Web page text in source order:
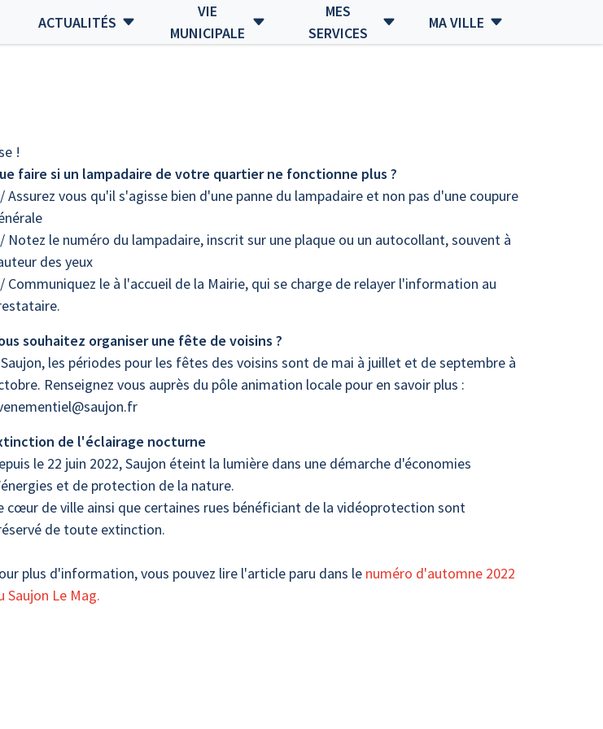
ACTUALITÉS
VIE
MUNICIPALE
MES
SERVICES
MA VILLE
diverses
!
faire si un lampadaire de votre quartier ne fonctionne plus ?
Assurez vous qu'il s'agisse bien d'une panne du lampadaire et non pas d'une coupure
Notez le numéro du lampadaire, inscrit sur une plaque ou un autocollant, souvent à
des yeux
Communiquez le à l'accueil de la Mairie, qui se charge de relayer l'information au
souhaitez organiser une fête de voisins ?
les périodes pour les fêtes des voisins sont de mai à juillet et de septembre à
Renseignez vous auprès du pôle animation locale pour en savoir plus :
de l'éclairage nocturne
le 22 juin 2022, Saujon éteint la lumière dans une démarche d'économies
et de protection de la nature.
cœur de ville ainsi que certaines rues bénéficiant de la vidéoprotection sont
de toute extinction.
plus d'information, vous pouvez lire l'article paru dans le numéro d'automne 2022
Saujon Le Mag.